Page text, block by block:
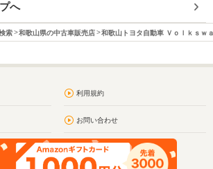
へ
索 和歌山県の中古車販売店 和歌山トヨタ自動車 Ｖｏｌｋｓ
利用規約
お問い合わせ